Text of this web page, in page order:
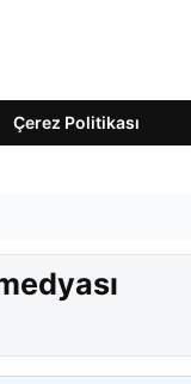
Çerez Politikası